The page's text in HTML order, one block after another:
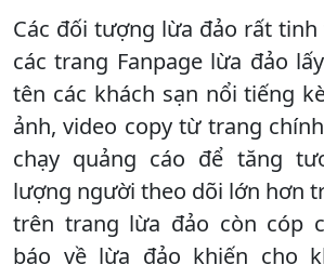
Các đối tượng lừa đảo rất
các trang Fanpage lừa đảo
tên các khách sạn nổi tiếng
ảnh, video copy từ trang
chạy quảng cáo để tăng
lượng người theo dõi lớn hơn
trên trang lừa đảo còn cóp
báo về lừa đảo khiến cho